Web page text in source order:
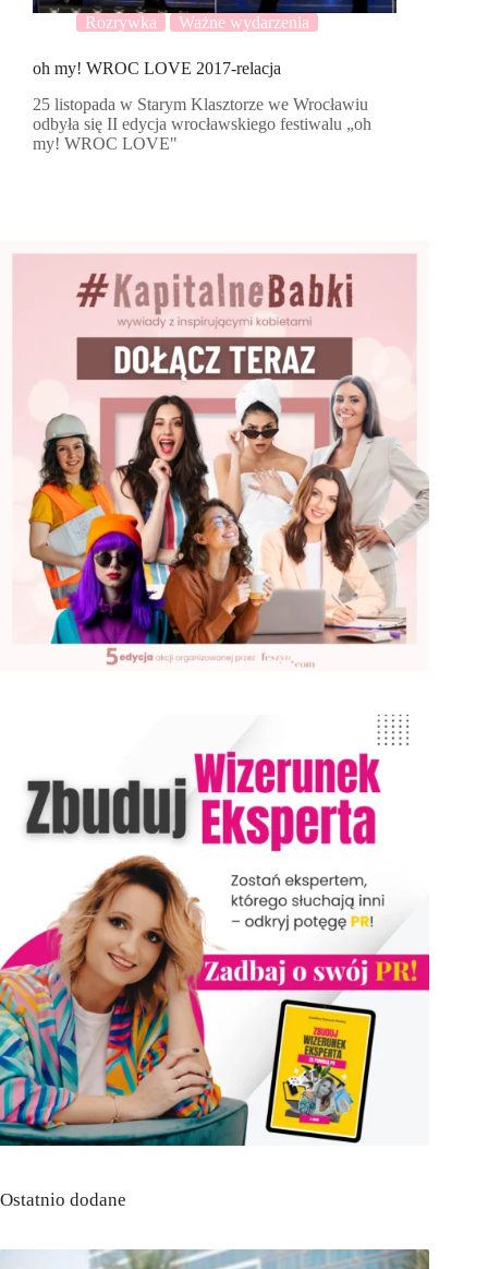
Rozrywka Ważne wydarzenia
oh my! WROC LOVE 2017-relacja
25 listopada w Starym Klasztorze we Wrocławiu
odbyła się II edycja wrocławskiego festiwalu „oh
my! WROC LOVE"
Ostatnio dodane